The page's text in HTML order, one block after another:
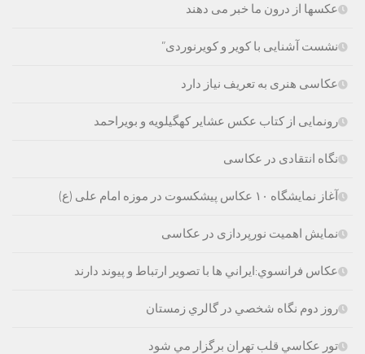
عکسها از درون ما خبر می دهند
نشست آشنایی با کویر و کویرنوردی”
عکاسی هنری به تعریف نیاز دارد
رونمایی از کتاب عکس عشایر کهگیلویه و بویراحمد
نگاه انتقادی در عکاسی
آغاز نمایشگاه ۱۰ عکاس پیشکسوت در موزه امام علی (ع)
نمایش اهمیت نورپردازی در عکاسی
عكاس فرانسوي:ايراني ها با تصوير ارتباط و پيوند دارند
روز دوم نگاه شخصي در گالري زمستان
تور عكاسي قلب تهران برگزار مي شود